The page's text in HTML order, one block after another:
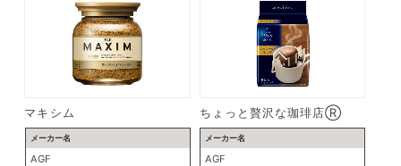
マキシム
メーカー名
AGF
ちょっと贅沢な珈琲店Ⓡ
メーカー名
AGF